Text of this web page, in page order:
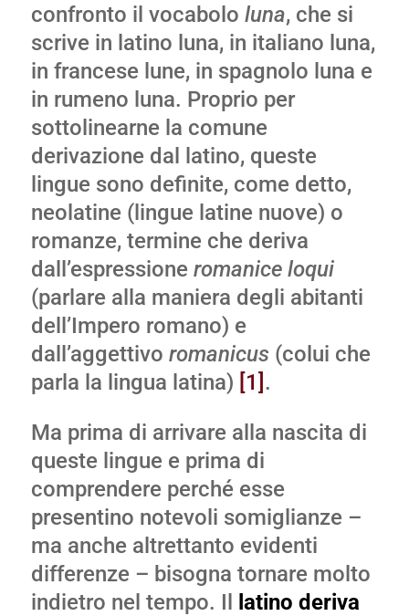
confronto il vocabolo luna, che si
scrive in latino luna, in italiano luna,
in francese lune, in spagnolo luna e
in rumeno luna. Proprio per
sottolinearne la comune
derivazione dal latino, queste
lingue sono definite, come detto,
neolatine (lingue latine nuove) o
romanze, termine che deriva
dall’espressione romanice loqui
(parlare alla maniera degli abitanti
dell’Impero romano) e
dall’aggettivo romanicus(colui che
parla la lingua latina) [1] .
Ma prima di arrivare alla nascita di
queste lingue e prima di
comprendere perché esse
presentino notevoli somiglianze –
ma anche altrettanto evidenti
differenze – bisogna tornare molto
indietro nel tempo. Il
latino deriva